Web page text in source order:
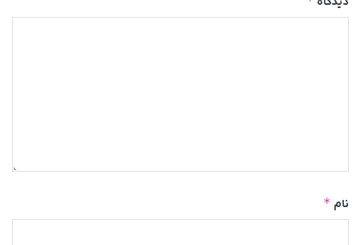
نام *